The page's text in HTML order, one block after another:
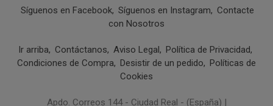
Síguenos en Facebook Síguenos en Instagram
Contacte
con Nosotros
Ir arriba Contáctanos Aviso Legal
Política de Privacidad
Condiciones de Compra
Desistir de un pedido
Políticas de
Cookies
Apdo. Correos 144 - Ciudad Real - (España) |